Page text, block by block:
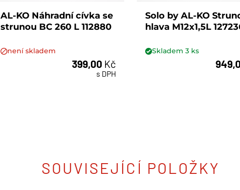
AL-KO Náhradní cívka se
strunou BC 260 L 112880
není skladem
399,00 Kč
s DPH
Solo by AL-KO
hlava M12x1,5L
Skladem3 ks
SOUVISEJÍCÍ POLOŽKY